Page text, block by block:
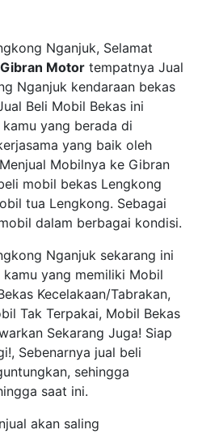
Nganjuk, Selamat
Gibran Motor tempatnya Jual
Nganjuk kendaraan bekas
Beli Mobil Bekas ini
yang berada di
yang baik oleh
Mobilnya ke Gibran
mobil bekas Lengkong
tua Lengkong. Sebagai
dalam berbagai kondisi.
Nganjuk sekarang ini
yang memiliki Mobil
Kecelakaan/Tabrakan,
Tak Terpakai, Mobil Bekas
Sekarang Juga! Siap
Sebenarnya jual beli
sehingga
saat ini.
akan saling